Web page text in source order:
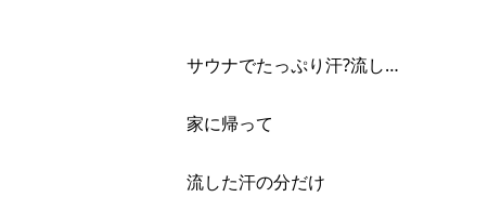
サウナでたっぷり汗?流し…
家に帰って
流した汗の分だけ